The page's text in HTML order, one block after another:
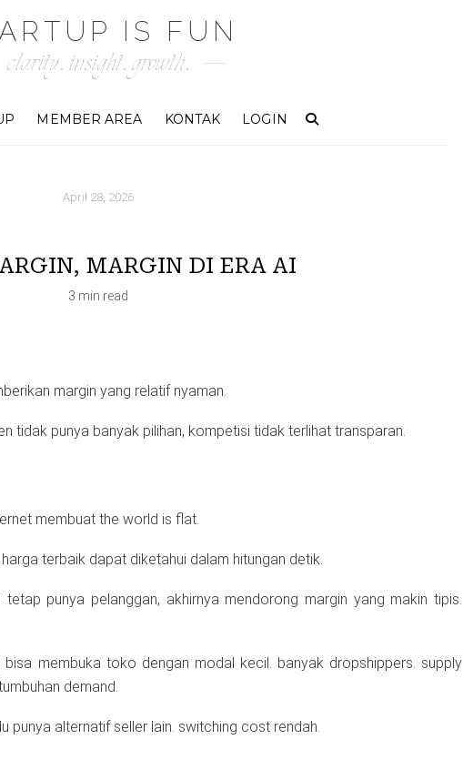
IS FUN
clarity. insight. growth.
MEMBER AREA KONTAK LOGIN
April 28, 2026
MARGIN DI ERA AI
3 min read
margin yang relatif nyaman.
tidak punya banyak pilihan, kompetisi tidak terlihat transparan.
membuat the world is flat.
terbaik dapat diketahui dalam hitungan detik.
punya pelanggan, akhirnya mendorong margin yang makin tipis.
membuka toko dengan modal kecil. banyak dropshippers. supply
demand.
punya alternatif seller lain. switching cost rendah.